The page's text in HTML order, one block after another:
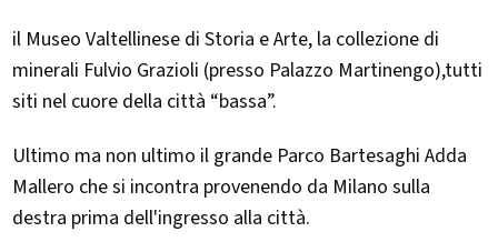
il Museo Valtellinese di Storia e Arte, la collezione di
minerali Fulvio Grazioli (presso Palazzo Martinengo),tutti
siti nel cuore della città “bassa”.
Ultimo ma non ultimo il grande Parco Bartesaghi Adda
Mallero che si incontra provenendo da Milano sulla
destra prima dell'ingresso alla città.